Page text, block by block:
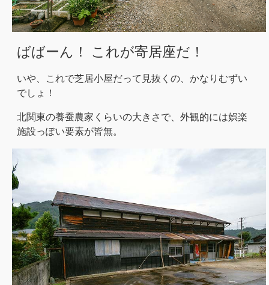
ばばーん！ これが寄居座だ！
いや、これで芝居小屋だって見抜くの、かなりむずい
でしょ！
北関東の養蚕農家くらいの大きさで、外観的には娯楽
施設っぽい要素が皆無。